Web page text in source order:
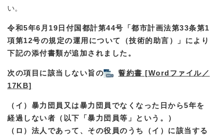
い。
令和5年6月19日付国都計第44号「都市計画法第33条第1
項第12号の規定の運用について（技術的助言）」により
下記の添付書類が追加されました。
次の項目に該当しない旨の
誓約書 [Wordファイル／
17KB]
（イ）暴力団員又は暴力団員でなくなった日から5年を
経過しない者（以下「暴力団員等」という。）
（ロ）法人であって、その役員のうち（イ）に該当する